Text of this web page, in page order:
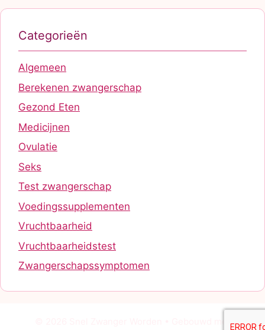
Categorieën
Algemeen
Berekenen zwangerschap
Gezond Eten
Medicijnen
Ovulatie
Seks
Test zwangerschap
Voedingssupplementen
Vruchtbaarheid
Vruchtbaarheidstest
Zwangerschapssymptomen